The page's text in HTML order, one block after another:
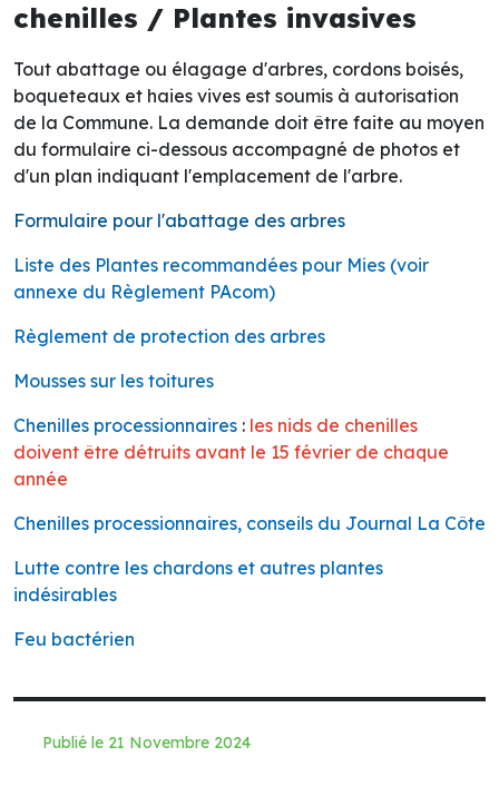
chenilles / Plantes invasives
Tout abattage ou élagage d'arbres, cordons boisés,
boqueteaux et haies vives est soumis à autorisation
de la Commune. La demande doit être faite au moyen
du formulaire ci-dessous accompagné de photos et
d'un plan indiquant l'emplacement de l'arbre.
Formulaire pour l'abattage des arbres
Liste des Plantes recommandées pour Mies (voir
annexe du Règlement PAcom)
Règlement de protection des arbres
Mousses sur les toitures
Chenilles processionnaires : les nids de chenilles
doivent être détruits avant le 15 février de chaque
année
Chenilles processionnaires, conseils du Journal La Côte
Lutte contre les chardons et autres plantes
indésirables
Feu bactérien
Publié le 21 Novembre 2024